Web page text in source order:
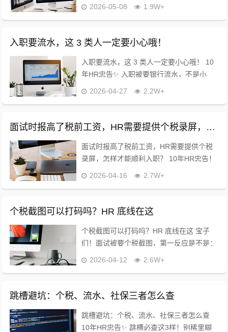
2026-05-08 1.9W+
入职要流水，这 3 类人一定要小心哦！
入职要流水，这 3 类人一定要小心哦！ 10
年HR忠告✨ 入职被要银行流水，不是小
2026-04-27 2.2W+
面试时报高了税前工资，HR需要提供个税录屏，怎样才能顺利入职？
面试时报高了税前工资，HR需要提供个税
录屏，怎样才能顺利入职？ 10年HR忠告！
2026-04-16 2.7W+
个税截图可以打码吗？HR 底线在这
个税截图可以打码吗？HR 底线在这 宝子
们！面试被要个税截图，第一反应是不是：
2026-04-12 2.6W+
跳槽避坑：个税、流水、社保三者怎么查
跳槽避坑：个税、流水、社保三者怎么查
10年HR忠告✨ 跳槽必查这3样！别稀里糊